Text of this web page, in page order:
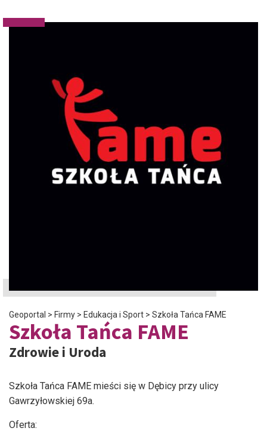
Geoportal > Firmy > Edukacja i Sport > Szkoła Tańca FAME
Szkoła Tańca FAME
Zdrowie i Uroda
Szkoła Tańca FAME mieści się w Dębicy przy ulicy
Gawrzyłowskiej 69a.
Oferta: